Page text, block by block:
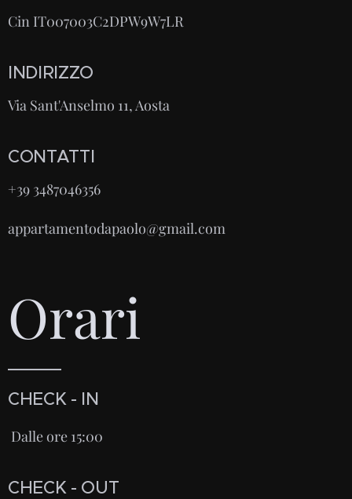
Cin IT007003C2DPW9W7LR
INDIRIZZO
Via Sant'Anselmo 11, Aosta
CONTATTI
+39 3487046356
appartamentodapaolo@gmail.com
Orari
CHECK - IN
Dalle ore 15:00
CHECK - OUT